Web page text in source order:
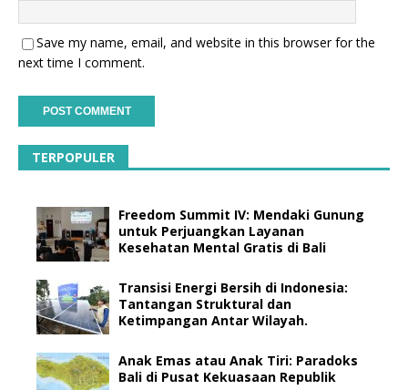
Save my name, email, and website in this browser for the
next time I comment.
TERPOPULER
Freedom Summit IV: Mendaki Gunung
untuk Perjuangkan Layanan
Kesehatan Mental Gratis di Bali
Transisi Energi Bersih di Indonesia:
Tantangan Struktural dan
Ketimpangan Antar Wilayah.
Anak Emas atau Anak Tiri: Paradoks
Bali di Pusat Kekuasaan Republik